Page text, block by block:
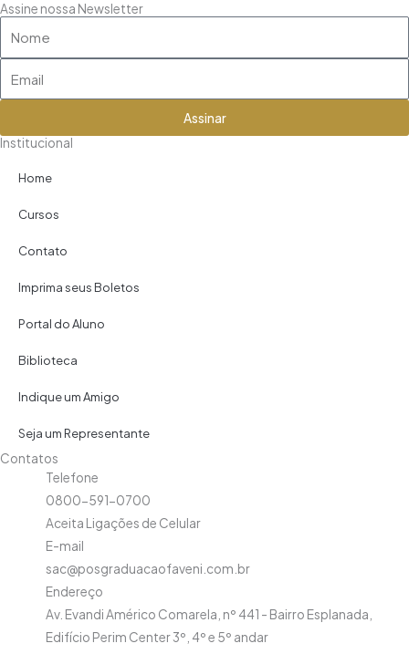
Assine nossa Newsletter
Assinar
Institucional
Home
Cursos
Contato
Imprima seus Boletos
Portal do Aluno
Biblioteca
Indique um Amigo
Seja um Representante
Contatos
Telefone
0800-591-0700
Aceita Ligações de Celular
E-mail
sac@posgraduacaofaveni.com.br
Endereço
Av. Evandi Américo Comarela, nº 441 - Bairro Esplanada,
Edifício Perim Center 3º, 4º e 5º andar